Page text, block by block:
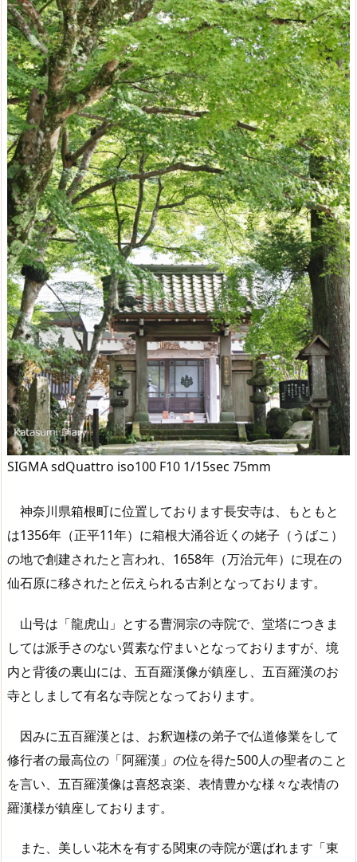
SIGMA sdQuattro iso100 F10 1/15sec 75mm
神奈川県箱根町に位置しております長安寺は、もともと
は1356年（正平11年）に箱根大涌谷近くの姥子（うばこ）
の地で創建されたと言われ、1658年（万治元年）に現在の
仙石原に移されたと伝えられる古刹となっております。
山号は「龍虎山」とする曹洞宗の寺院で、堂塔につきま
しては派手さのない質素な佇まいとなっておりますが、境
内と背後の裏山には、五百羅漢像が鎮座し、五百羅漢のお
寺としまして有名な寺院となっております。
因みに五百羅漢とは、お釈迦様の弟子で仏道修業をして
修行者の最高位の「阿羅漢」の位を得た500人の聖者のこと
を言い、五百羅漢像は喜怒哀楽、表情豊かな様々な表情の
羅漢様が鎮座しております。
また、美しい花木を有する関東の寺院が選ばれます「東